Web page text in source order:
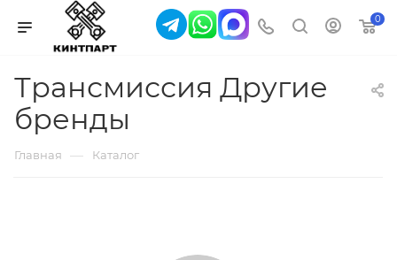
0
Трансмиссия Другие
бренды
Главная — Каталог